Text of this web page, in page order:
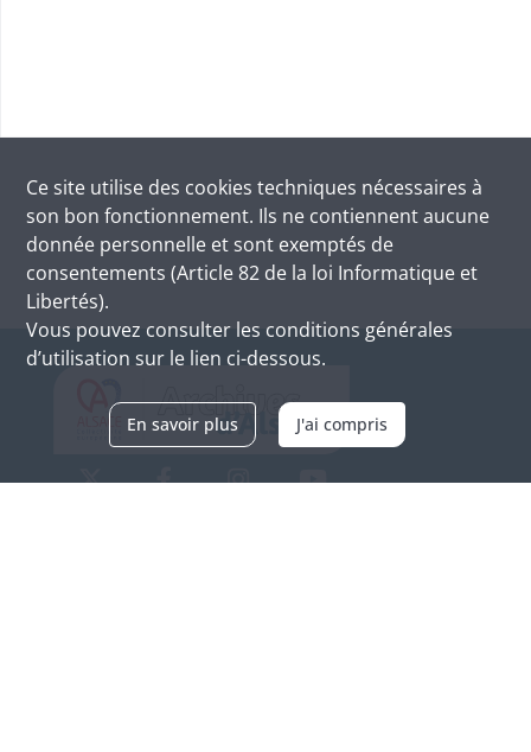
Ce site utilise des cookies techniques nécessaires à
son bon fonctionnement. Ils ne contiennent aucune
donnée personnelle et sont exemptés de
consentements (Article 82 de la loi Informatique et
Libertés).
Vous pouvez consulter les conditions générales
d’utilisation sur le lien ci-dessous.
En savoir plus J'ai compris